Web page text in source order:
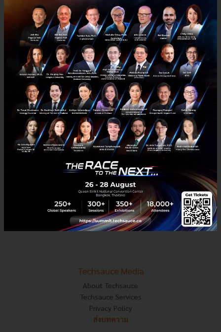
ประเทศไทยมีความพร้อมด้าน AI อยู่ในอันดับที่ 56 ของโลก
ประเทศไทยได้รับการให้คะแนนความพร้อมด้าน AI อยู่ที่อันดับที่ 56 ของ
โลก จาก 194 ประเทศ ประจำปี 2019 ในขณะที่สิงคโปร์คว้าอันดับที่หนึ่ง
โดยอ้างอิงข้อมูลจาก Oxford Insights ประเทศไทยได...
กรกฎาคม 26, 2019| ByNarinrat Suksomboonpong
Tech & Biz IMC Oxford Insights
E-mail :
contact@techsauce.co
Tel : 02-001-5375
Mobile : 06-4658-9500
Techsauce Media
About Techsauce
Techsauce Services
Privacy Policy
ส่งบทความ